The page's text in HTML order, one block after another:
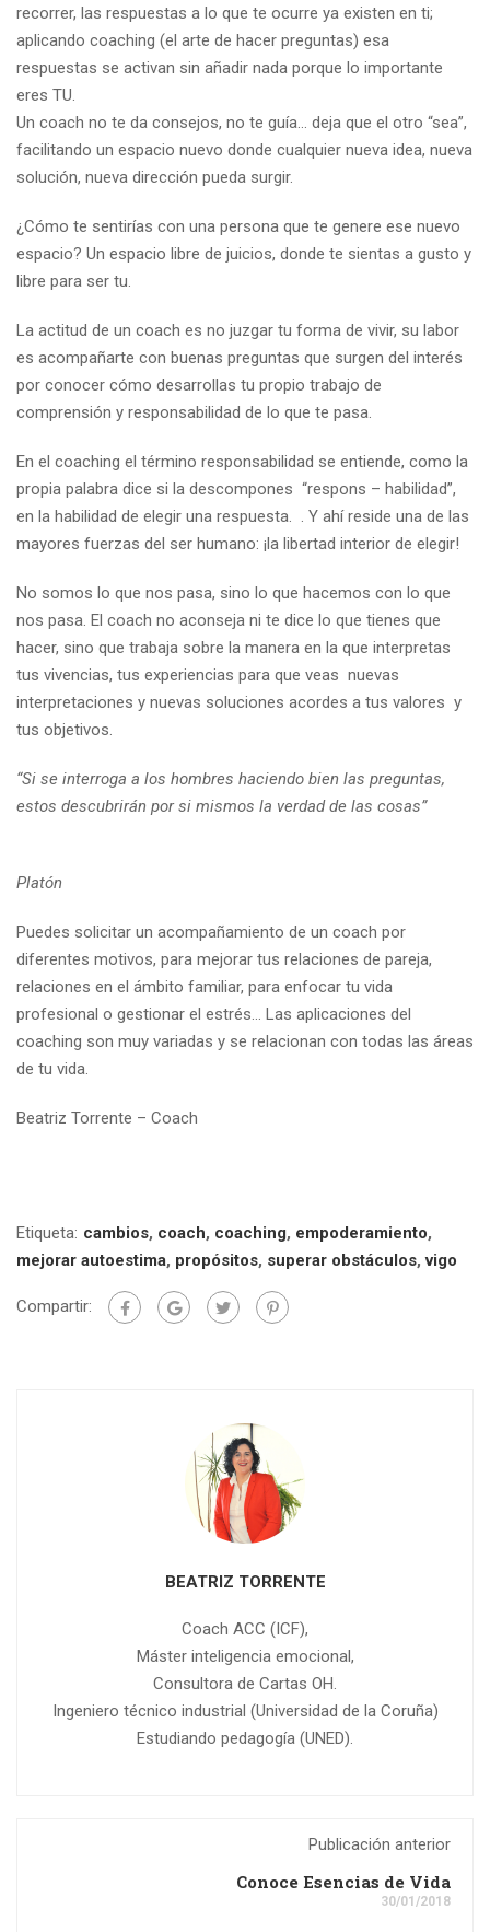
recorrer, las respuestas a lo que te ocurre ya existen en ti;
aplicando coaching (el arte de hacer preguntas) esa
respuestas se activan sin añadir nada porque lo importante
eres TU.
Un coach no te da consejos, no te guía… deja que el otro “sea”,
facilitando un espacio nuevo donde cualquier nueva idea, nueva
solución, nueva dirección pueda surgir.
¿Cómo te sentirías con una persona que te genere ese nuevo
espacio? Un espacio libre de juicios, donde te sientas a gusto y
libre para ser tu.
La actitud de un coach es no juzgar tu forma de vivir, su labor
es acompañarte con buenas preguntas que surgen del interés
por conocer cómo desarrollas tu propio trabajo de
comprensión y responsabilidad de lo que te pasa.
En el coaching el término responsabilidad se entiende, como la
propia palabra dice si la descompones “respons – habilidad”,
en la habilidad de elegir una respuesta. . Y ahí reside una de las
mayores fuerzas del ser humano: ¡la libertad interior de elegir!
No somos lo que nos pasa, sino lo que hacemos con lo que
nos pasa. El coach no aconseja ni te dice lo que tienes que
hacer, sino que trabaja sobre la manera en la que interpretas
tus vivencias, tus experiencias para que veas nuevas
interpretaciones y nuevas soluciones acordes a tus valores y
tus objetivos.
“Si se interroga a los hombres haciendo bien las preguntas,
estos descubrirán por si mismos la verdad de las cosas”
Platón
Puedes solicitar un acompañamiento de un coach por
diferentes motivos, para mejorar tus relaciones de pareja,
relaciones en el ámbito familiar, para enfocar tu vida
profesional o gestionar el estrés… Las aplicaciones del
coaching son muy variadas y se relacionan con todas las áreas
de tu vida.
Beatriz Torrente – Coach
Etiqueta: cambios, coach, coaching, empoderamiento,
mejorar autoestima, propósitos, superar obstáculos,vigo
Compartir:
BEATRIZ TORRENTE
Coach ACC (ICF),
Máster inteligencia emocional,
Consultora de Cartas OH.
Ingeniero técnico industrial (Universidad de la Coruña)
Estudiando pedagogía (UNED).
Publicación anterior
Conoce Esencias de Vida
30/01/2018